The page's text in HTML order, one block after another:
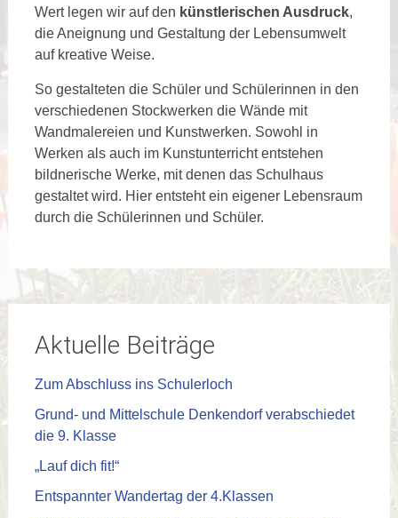
Wert legen wir auf den künstlerischen Ausdruck,
die Aneignung und Gestaltung der Lebensumwelt
auf kreative Weise.
So gestalteten die Schüler und Schülerinnen in den
verschiedenen Stockwerken die Wände mit
Wandmalereien und Kunstwerken. Sowohl in
Werken als auch im Kunstunterricht entstehen
bildnerische Werke, mit denen das Schulhaus
gestaltet wird. Hier entsteht ein eigener Lebensraum
durch die Schülerinnen und Schüler.
Aktuelle Beiträge
Zum Abschluss ins Schulerloch
Grund- und Mittelschule Denkendorf verabschiedet
die 9. Klasse
„Lauf dich fit!“
Entspannter Wandertag der 4.Klassen